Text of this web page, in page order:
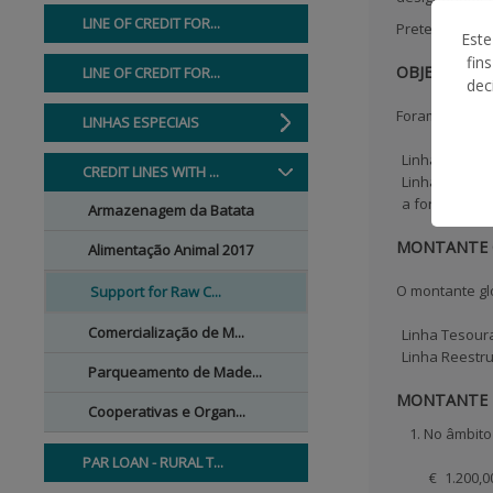
LINE OF CREDIT FOR...
LINE OF CREDIT FOR...
LINHAS ESPECIAIS
CREDIT LINES WITH ...
Armazenagem da Batata
Alimentação Animal 2017
Support for Raw C...
Comercialização de M...
Parqueamento de Made...
Cooperativas e Organ...
PAR LOAN - RURAL T...
Pretende-se
OBJETIVO
Foram
Linha
Linha
a
MONTANTE
O montante
Linha
Linha
MONTANTE
No
€